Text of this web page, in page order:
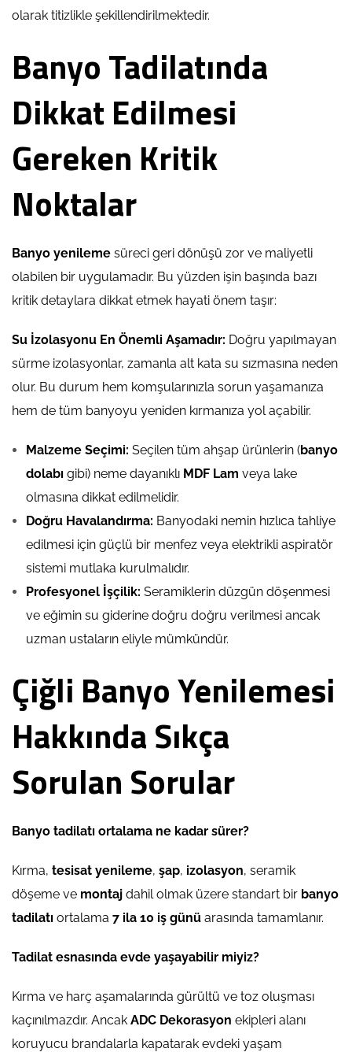
olarak titizlikle şekillendirilmektedir.
Banyo Tadilatında
Dikkat Edilmesi
Gereken Kritik
Noktalar
Banyo yenileme süreci geri dönüşü zor ve maliyetli
olabilen bir uygulamadır. Bu yüzden işin başında bazı
kritik detaylara dikkat etmek hayati önem taşır:
Su İzolasyonu En Önemli Aşamadır: Doğru yapılmayan
sürme izolasyonlar, zamanla alt kata su sızmasına neden
olur. Bu durum hem komşularınızla sorun yaşamanıza
hem de tüm banyoyu yeniden kırmanıza yol açabilir.
Malzeme Seçimi: Seçilen tüm ahşap ürünlerin (banyo
dolabı gibi) neme dayanıklı MDF Lam veya lake
olmasına dikkat edilmelidir.
Doğru Havalandırma: Banyodaki nemin hızlıca tahliye
edilmesi için güçlü bir menfez veya elektrikli aspiratör
sistemi mutlaka kurulmalıdır.
Profesyonel İşçilik: Seramiklerin düzgün döşenmesi
ve eğimin su giderine doğru doğru verilmesi ancak
uzman ustaların eliyle mümkündür.
Çiğli Banyo Yenilemesi
Hakkında Sıkça
Sorulan Sorular
Banyo tadilatı ortalama ne kadar sürer?
Kırma, tesisat yenileme, şap, izolasyon, seramik
döşeme ve montaj dahil olmak üzere standart bir banyo
tadilatı ortalama 7 ila 10 iş günü arasında tamamlanır.
Tadilat esnasında evde yaşayabilir miyiz?
Kırma ve harç aşamalarında gürültü ve toz oluşması
kaçınılmazdır. Ancak ADC Dekorasyon ekipleri alanı
koruyucu brandalarla kapatarak evdeki yaşam